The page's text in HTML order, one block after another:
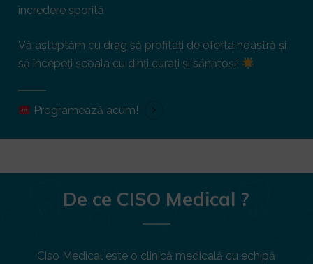
încredere sporită
Vă așteptăm cu drag să profitați de oferta noastră și
să începeți școala cu dinți curați și sănătoși!
Programează acum!
De ce CISO Medical ?
Ciso Medical este o clinică medicală cu echipă